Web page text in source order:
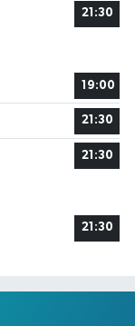
21:30
19:00
21:30
21:30
21:30